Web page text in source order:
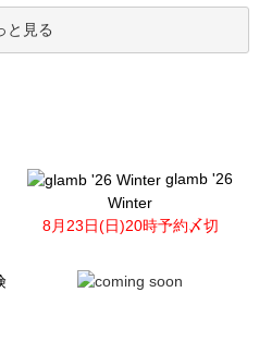
と見る
glamb '26
Winter
8月23日(日)20時予約〆切